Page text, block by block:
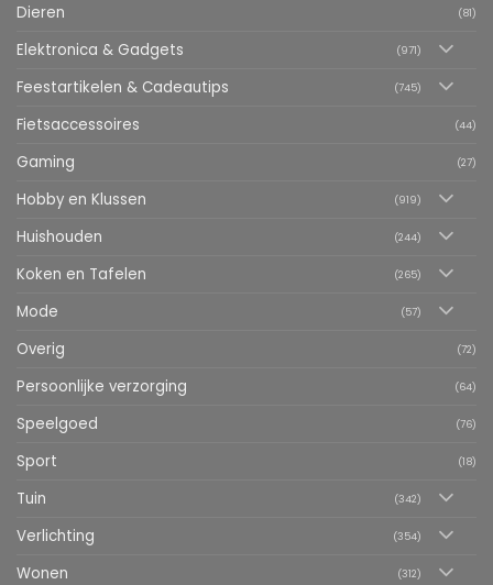
Dieren (81)
Elektronica & Gadgets (971)
Feestartikelen & Cadeautips (745)
Fietsaccessoires (44)
Gaming (27)
Hobby en Klussen (919)
Huishouden (244)
Koken en Tafelen (265)
Mode (57)
Overig (72)
Persoonlijke verzorging (64)
Speelgoed (76)
Sport (18)
Tuin (342)
Verlichting (354)
Wonen (312)